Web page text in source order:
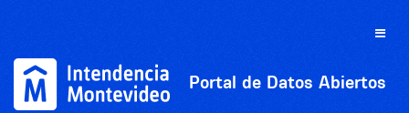
Toggle
Portal de Datos Abiertos